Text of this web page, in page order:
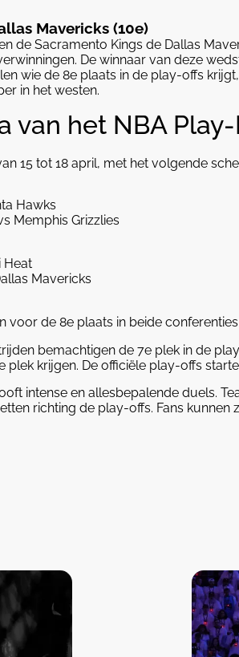
Mavericks (10e)
de Sacramento Kings de Dallas
De winnaar van deze
wie de 8e plaats in de play-offs
in het westen.
van het NBA Play-
15 tot 18 april, met het volgende
Hawks
Memphis Grizzlies
Heat
Mavericks
voor de 8e plaats in beide conferenties
bemachtigen de 7e plek in de
krijgen. De officiële play-offs
intense en allesbepalende duels.
richting de play-offs. Fans kunnen